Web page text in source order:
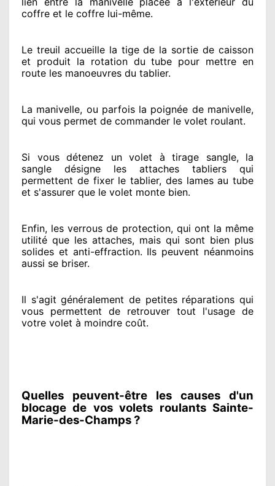
coffre et le coffre lui-même.
Le treuil accueille la tige de la sortie de caisson
et produit la rotation du tube pour mettre en
route les manoeuvres du tablier.
La manivelle, ou parfois la poignée de manivelle,
qui vous permet de commander le volet roulant.
Si vous détenez un volet à tirage sangle, la
sangle désigne les attaches tabliers qui
permettent de fixer le tablier, des lames au tube
et s'assurer que le volet monte bien.
Enfin, les verrous de protection, qui ont la même
utilité que les attaches, mais qui sont bien plus
solides et anti-effraction. Ils peuvent néanmoins
aussi se briser.
Il s'agit généralement de petites réparations qui
vous permettent de retrouver tout l'usage de
votre volet à moindre coût.
Quelles peuvent-être les causes d'un
blocage de vos volets roulants Sainte-
Marie-des-Champs ?